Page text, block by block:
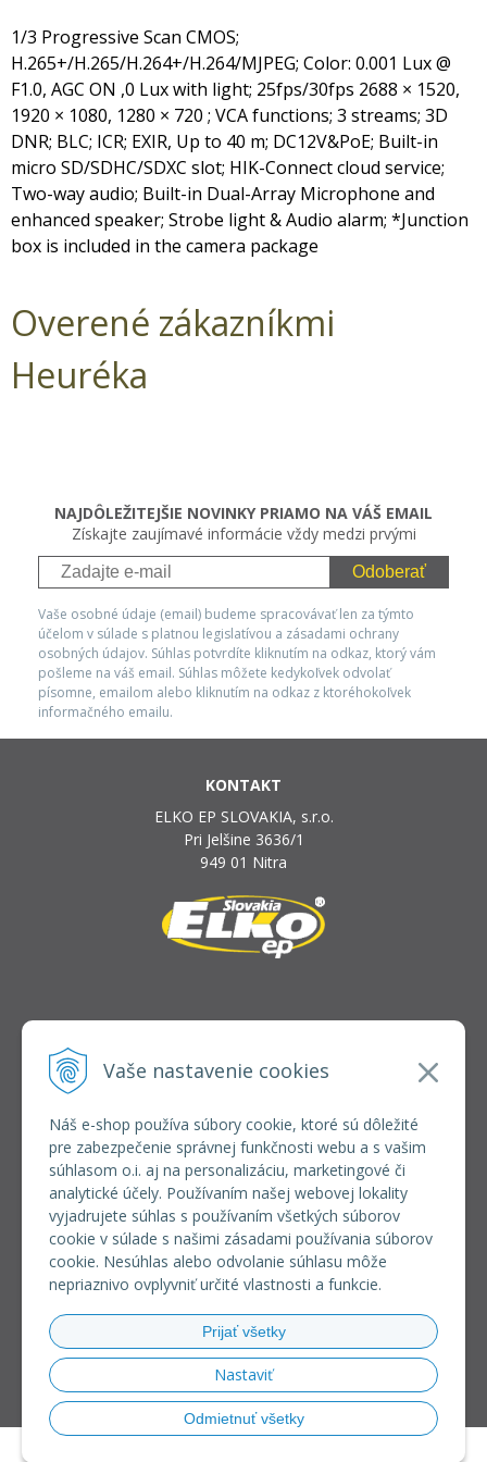
Vaše nastavenie cookies
Náš e-shop používa súbory cookie, ktoré sú dôležité
pre zabezpečenie správnej funkčnosti webu a s vašim
súhlasom o.i. aj na personalizáciu, marketingové či
analytické účely. Používaním našej webovej lokality
vyjadrujete súhlas s používaním všetkých súborov
cookie v súlade s našimi zásadami používania súborov
cookie. Nesúhlas alebo odvolanie súhlasu môže
nepriaznivo ovplyvniť určité vlastnosti a funkcie.
Prijať všetky
Nastaviť
Odmietnuť všetky
1/3 Progressive Scan CMOS;
H.265+/H.265/H.264+/H.264/MJPEG; Color: 0.001 Lux @
F1.0, AGC ON ,0 Lux with light; 25fps/30fps 2688 × 1520,
1920 × 1080, 1280 × 720 ; VCA functions; 3 streams; 3D
DNR; BLC; ICR; EXIR, Up to 40 m; DC12V&PoE; Built-in
micro SD/SDHC/SDXC slot; HIK-Connect cloud service;
Two-way audio; Built-in Dual-Array Microphone and
enhanced speaker; Strobe light & Audio alarm; *Junction
box is included in the camera package
Overené zákazníkmi
Heuréka
NAJDÔLEŽITEJŠIE NOVINKY PRIAMO NA VÁŠ EMAIL
Získajte zaujímavé informácie vždy medzi prvými
Odoberať
Vaše osobné údaje (email) budeme spracovávať len za týmto
účelom v súlade s platnou legislatívou a zásadami ochrany
osobných údajov. Súhlas potvrdíte kliknutím na odkaz, ktorý vám
pošleme na váš email. Súhlas môžete kedykoľvek odvolať
písomne, emailom alebo kliknutím na odkaz z ktoréhokoľvek
informačného emailu.
KONTAKT
ELKO EP SLOVAKIA, s.r.o.
Pri Jelšine 3636/1
949 01 Nitra
INFOLINKA
+421 37 6586 731
VŠETKO O NÁKUPE
REGISTRÁCIA VEĽKOOBCHOD
Formulár na odsúpenie od zmluvy
Doprava a platba
Všeobecné obchodné podmienky
Reklamačný poriadok
Používanie súborov cookies
Riešenie sporov online (RSO)